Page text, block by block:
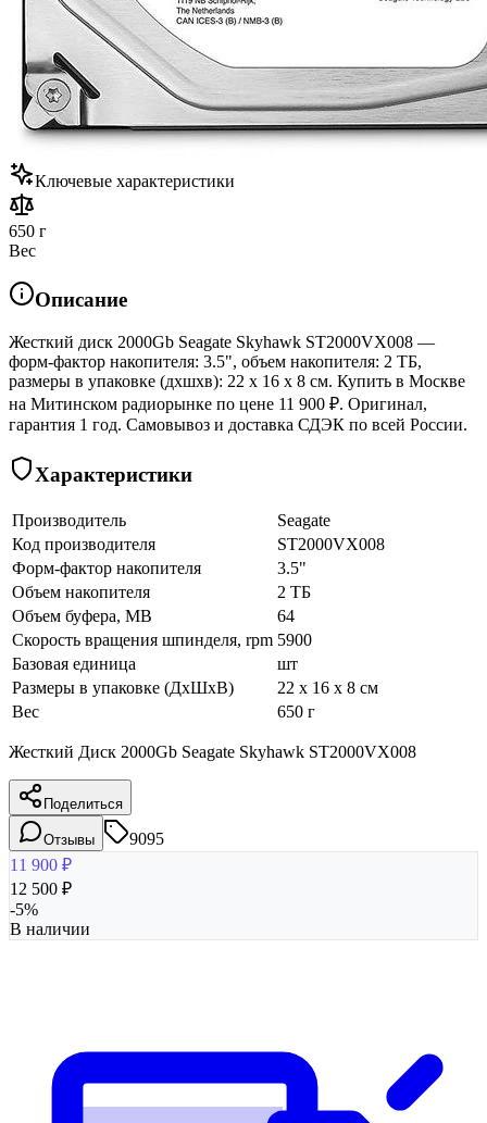
Ключевые характеристики
650 г
Вес
Описание
Жесткий диск 2000Gb Seagate Skyhawk ST2000VX008 —
форм-фактор накопителя: 3.5", объем накопителя: 2 ТБ,
размеры в упаковке (дхшхв): 22 x 16 x 8 см. Купить в Москве
на Митинском радиорынке по цене 11 900 ₽. Оригинал,
гарантия 1 год. Самовывоз и доставка СДЭК по всей России.
Характеристики
Производитель
Seagate
Код производителя
ST2000VX008
Форм-фактор накопителя
3.5"
Объем накопителя
2 ТБ
Объем буфера, MB
64
Скорость вращения шпинделя, rpm 5900
Базовая единица
шт
Размеры в упаковке (ДхШхВ)
22 x 16 x 8 см
Вес
650 г
Жесткий Диск 2000Gb Seagate Skyhawk ST2000VX008
Поделиться
Отзывы
9095
11 900 ₽
12 500 ₽
-5%
В наличии